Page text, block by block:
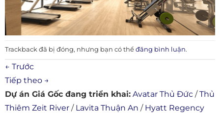
Trackback đã bị đóng, nhưng bạn có thể đăng bình luận.
← Trước
Tiếp theo →
Dự án Giá Gốc đang triển khai: Avatar Thủ Đức /Thủ
Thiêm Zeit River / Lavita Thuận An / Hyatt Regency